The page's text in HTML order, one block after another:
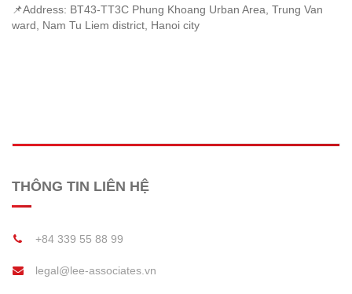
📌Address: BT43-TT3C Phung Khoang Urban Area, Trung Van
ward, Nam Tu Liem district, Hanoi city
THÔNG TIN LIÊN HỆ
+84 339 55 88 99
legal@lee-associates.vn